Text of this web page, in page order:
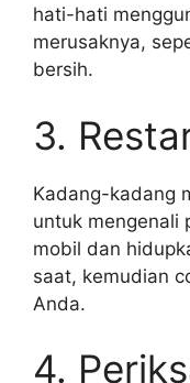
hati-hati
merusaknya,
bersih.
3.
Kadang-kadang
untuk mengenali
mobil dan
saat, kemudian
Anda.
4.